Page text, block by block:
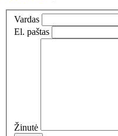
Vardas
El. paštas
Žinutė